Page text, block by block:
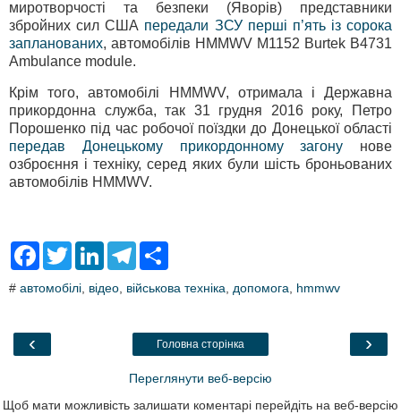
миротворчості та безпеки (Яворів) представники
збройних сил США передали ЗСУ перші п’ять із сорока
запланованих, автомобілів HMMWV M1152 Burtek B4731
Ambulance module.
Крім того, автомобілі HMMWV, отримала і Державна
прикордонна служба, так 31 грудня 2016 року, Петро
Порошенко під час робочої поїздки до Донецької області
передав Донецькому прикордонному загону нове
озброєння і техніку, серед яких були шість броньованих
автомобілів HMMWV.
F
e
o
T
t
L
k
T
e
a
r
# автомобілі, відео, військова техніка, допомога, hmmwv
‹ ›
Головна сторінка
Переглянути веб-версію
Щоб мати можливість залишати коментарі перейдіть на веб-версію